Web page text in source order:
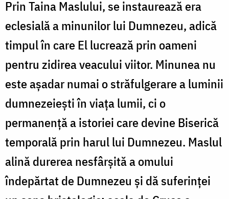
Prin Taina Maslului, se instaurează era
eclesială a minunilor lui Dumnezeu, adică
timpul în care El lucrează prin oameni
pentru zidirea veacului viitor. Minunea nu
este aşadar numai o străfulgerare a luminii
dumnezeieşti în viaţa lumii, ci o
permanenţă a istoriei care devine Biserică
temporală prin harul lui Dumnezeu. Maslul
alină durerea nesfârşită a omului
îndepărtat de Dumnezeu şi dă suferinţei